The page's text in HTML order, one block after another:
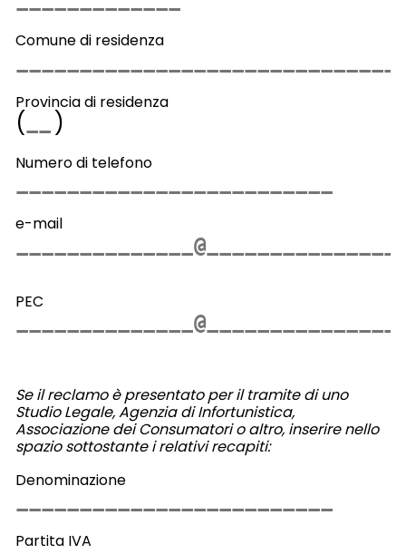
Comune di residenza
Provincia di residenza
( )
Numero di telefono
e-mail
PEC
Se il reclamo è presentato per il tramite di uno
Studio Legale, Agenzia di Infortunistica,
Associazione dei Consumatori o altro, inserire nello
spazio sottostante i relativi recapiti:
Denominazione
Partita IVA